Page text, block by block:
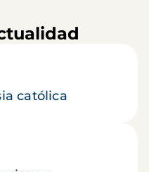
católica